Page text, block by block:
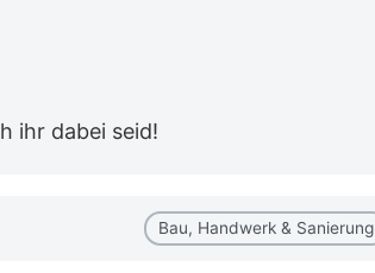
ihr dabei seid!
Bau, Handwerk & Sanierung